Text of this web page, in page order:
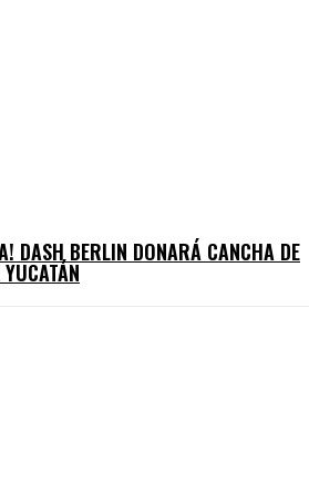
DASH BERLIN DONARÁ CANCHA DE